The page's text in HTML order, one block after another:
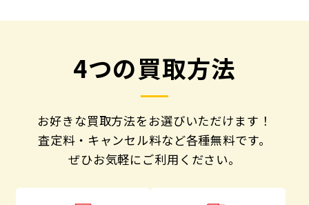
4つの買取方法
お好きな買取方法をお選びいただけます！
査定料・キャンセル料など各種無料です。
ぜひお気軽にご利用ください。